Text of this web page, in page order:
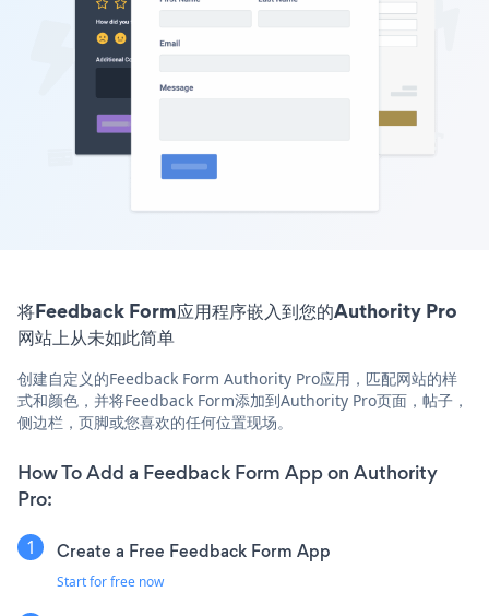
将Feedback Form应用程序嵌入到您的Authority Pro
网站上从未如此简单
创建自定义的Feedback Form Authority Pro应用，匹配网站的样
式和颜色，并将Feedback Form添加到Authority Pro页面，帖子，
侧边栏，页脚或您喜欢的任何位置现场。
How To Add a Feedback Form App on Authority
Pro:
Create a Free Feedback Form App
Start for free now